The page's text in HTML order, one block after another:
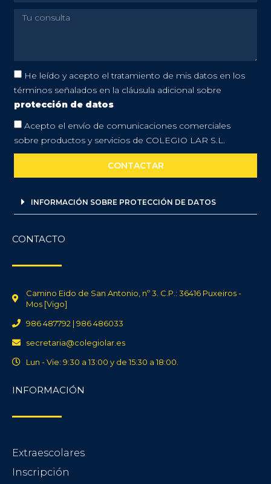
INFORMACIÓN​
Extraescolares
Inscripción
CONTACTO
Camino Eido de San Antonio, nº 3. C.P.: 36416 Puxeiros -
Mos [Vigo]
986 487792 | 986 486033
secretaria@colegiolar.es
Lun - Vie: 9:30 a 13:00 y de 15:30 a 18:00.
He leído y acepto el tratamiento de mis datos en los
términos señalados en la cláusula adicional sobre
protección de datos
Acepto el envío de comunicaciones comerciales
sobre productos y servicios de COLEGIO LAR S.L.
CONTACTAR
INFORMACIÓN SOBRE PROTECCIÓN DE DATOS